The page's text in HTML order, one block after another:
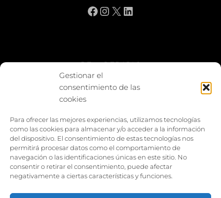
Gestionar el
consentimiento de las
cookies
Para ofrecer las mejores experiencias, utilizamos tecnologías
como las cookies para almacenar y/o acceder a la información
del dispositivo. El consentimiento de estas tecnologías nos
permitirá procesar datos como el comportamiento de
navegación o las identificaciones únicas en este sitio. No
consentir o retirar el consentimiento, puede afectar
negativamente a ciertas características y funciones.
Facebook
Instagram
X LinkedIn
BE vs REBAJAS
Entes
Capturar y compartir
Vía larga